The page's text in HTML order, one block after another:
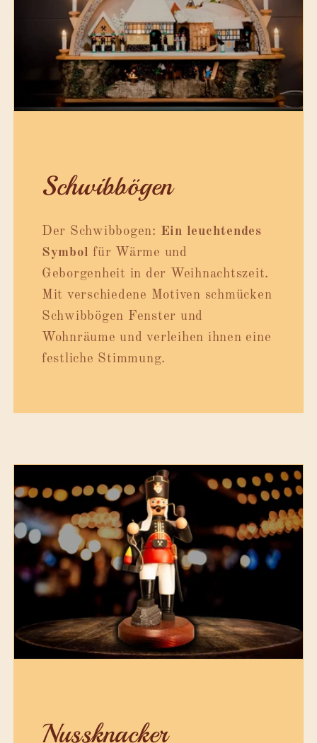
Schwibbögen
Der Schwibbogen: Ein leuchtendes
Symbol für Wärme und
Geborgenheit in der Weihnachtszeit.
Mit verschiedene Motiven schmücken
Schwibbögen Fenster und
Wohnräume und verleihen ihnen eine
festliche Stimmung.
Nussknacker